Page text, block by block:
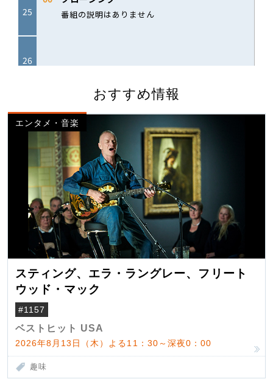
おすすめ情報
エンタメ・音楽
スティング、エラ・ラングレー、フリート
ウッド・マック
#1157
ベストヒット USA
2026年8月13日（木）よる11：30～深夜0：00
趣味